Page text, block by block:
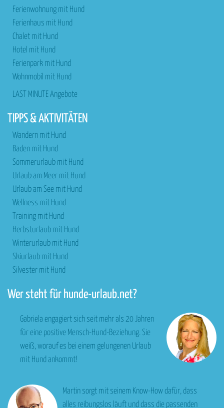
Ferienwohnung mit Hund
Ferienhaus mit Hund
Chalet mit Hund
Hotel mit Hund
Ferienpark mit Hund
Wohnmobil mit Hund
LAST MINUTE Angebote
TIPPS & AKTIVITÄTEN
Wandern mit Hund
Baden mit Hund
Sommerurlaub mit Hund
Urlaub am Meer mit Hund
Urlaub am See mit Hund
Wellness mit Hund
Training mit Hund
Herbsturlaub mit Hund
Winterurlaub mit Hund
Skiurlaub mit Hund
Silvester mit Hund
Wer steht für hunde-urlaub.net?
Gabriela engagiert sich seit mehr als 20 Jahren
für eine positive Mensch-Hund-Beziehung. Sie
weiß, worauf es bei einem gelungenen Urlaub
mit Hund ankommt!
Martin sorgt mit seinem Know-How dafür, dass
alles reibungslos läuft und dass die passenden